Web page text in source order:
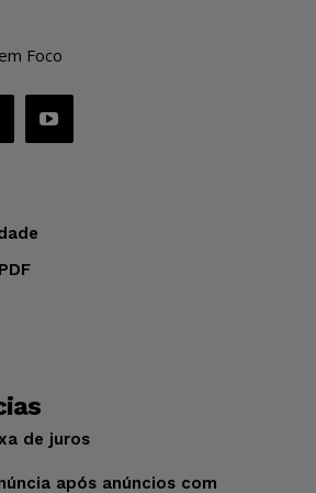
Foco
de juros
após anúncios com